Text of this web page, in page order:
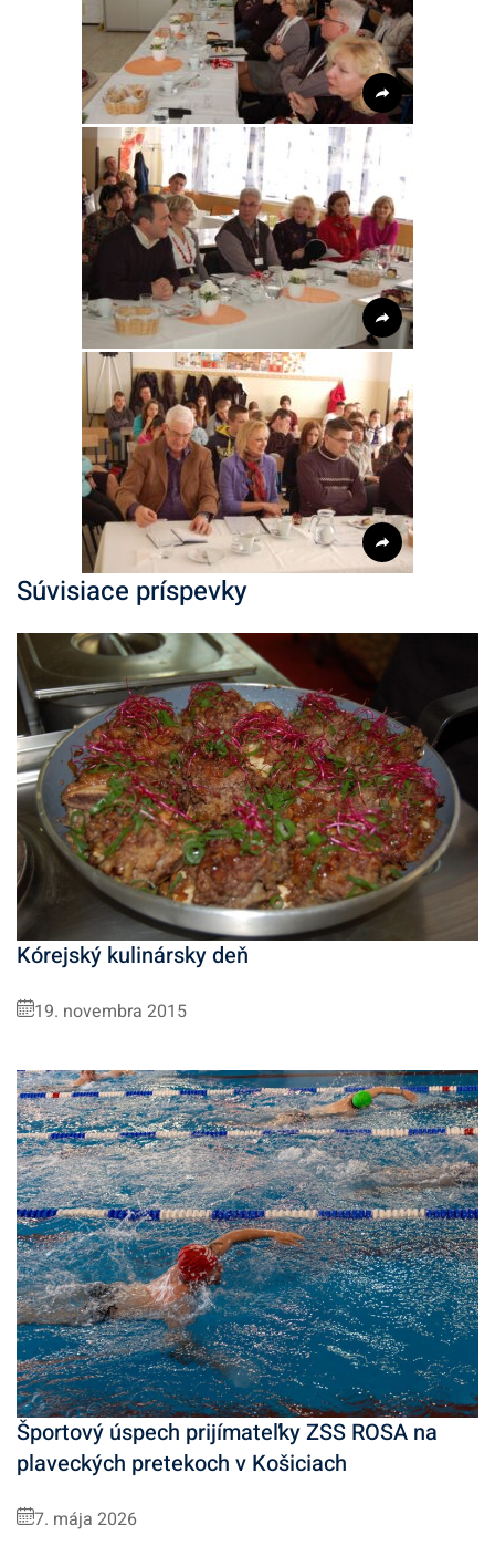
Súvisiace príspevky
Kórejský kulinársky deň
19. novembra 2015
Športový úspech prijímateľky ZSS ROSA na
plaveckých pretekoch v Košiciach
7. mája 2026